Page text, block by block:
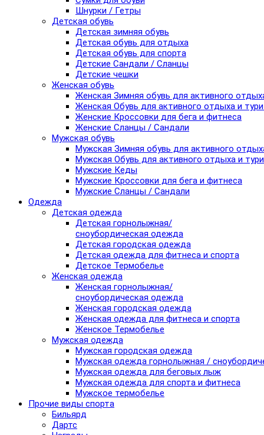
Шнурки / Гетры
Детская обувь
Детская зимняя обувь
Детская обувь для отдыха
Детская обувь для спорта
Детские Сандали / Сланцы
Детские чешки
Женская обувь
Женская Зимняя обувь для активного
Женская Обувь для активного отдыха и
Женские Кроссовки для бега и фитнеса
Женские Сланцы / Сандали
Мужская обувь
Мужская Зимняя обувь для активного
Мужская Обувь для активного отдыха и
Мужские Кеды
Мужские Кроссовки для бега и фитнеса
Мужские Сланцы / Сандали
Одежда
Детская одежда
Детская горнолыжная/
сноубордическая одежда
Детская городская одежда
Детская одежда для фитнеса и спорта
Детское Термобелье
Женская одежда
Женская горнолыжная/
сноубордическая одежда
Женская городская одежда
Женская одежда для фитнеса и спорта
Женское Термобелье
Мужская одежда
Мужская городская одежда
Мужская одежда горнолыжная /
Мужская одежда для беговых лыж
Мужская одежда для спорта и фитнеса
Мужское термобелье
Прочие виды спорта
Бильярд
Дартс